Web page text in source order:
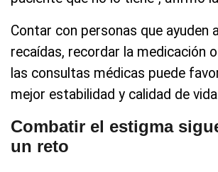
Contar con personas que ayuden
recaídas, recordar la medicación
las consultas médicas puede
mejor estabilidad y calidad de
Combatir el estigma
un reto